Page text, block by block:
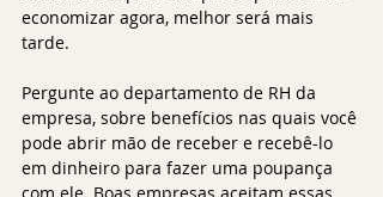
economizar agora, melhor será mais
tarde.
Pergunte ao departamento de RH da
empresa, sobre benefícios nas quais você
pode abrir mão de receber e recebê-lo
em dinheiro para fazer uma poupança